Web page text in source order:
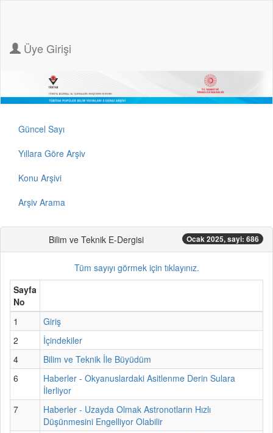
Üye Girişi
Güncel Sayı
Yıllara Göre Arşiv
Konu Arşivi
Arşiv Arama
Bilim ve Teknik E-Dergisi Ocak 2025, sayi: 686
Tüm sayıyı görmek için tıklayınız.
Sayfa
No
1
Giriş
2
İçindekiler
4
Bilim ve Teknik İle Büyüdüm
6
Haberler - Okyanuslardaki Asitlenme Derin Sulara
İlerliyor
7
Haberler - Uzayda Olmak Astronotların Hızlı
Düşünmesini Engelliyor Olabilir